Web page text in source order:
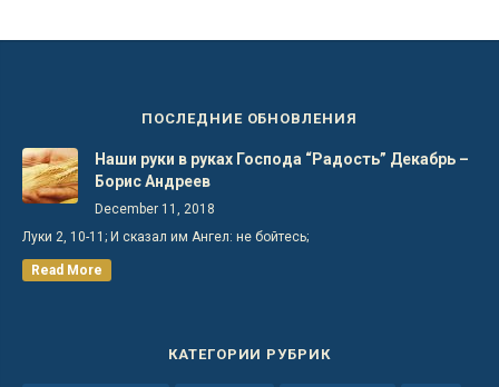
ПОСЛЕДНИЕ ОБНОВЛЕНИЯ
Наши руки в руках Господа “Радость” Декабрь –
Борис Андреев
December 11, 2018
Луки 2, 10-11; И сказал им Ангел: не бойтесь;
Read More
КАТЕГОРИИ РУБРИК